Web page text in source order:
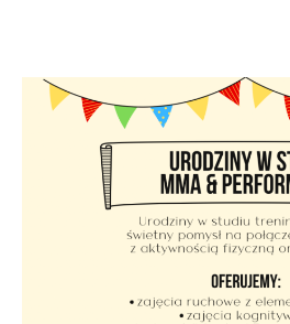
Urodziny!